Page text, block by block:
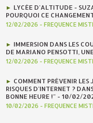
LYCÉE D'ALTITUDE -
POURQUOI CE
12/02/2026 - FREQUENCE
IMMERSION DANS LES
DE MARIANO PENSOTTI,
12/02/2026 - FREQUENCE
COMMENT PRÉVENIR LES
RISQUES D'INTERNET ?
BONNE HEURE !" - 10/02/
10/02/2026 - FREQUENCE